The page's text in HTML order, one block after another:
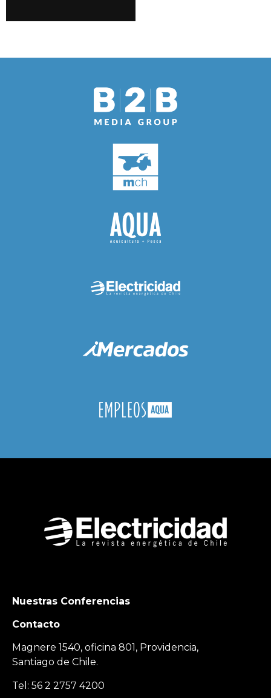
Nuestras Conferencias
Contacto
Magnere 1540, oficina 801, Providencia,
Santiago de Chile.
Tel: 56 2 2757 4200